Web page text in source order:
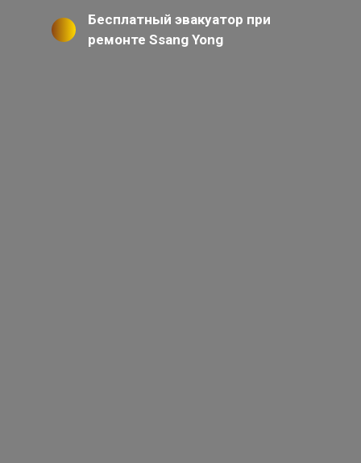
Бесплатный эвакуатор при
ремонте Ssang Yong